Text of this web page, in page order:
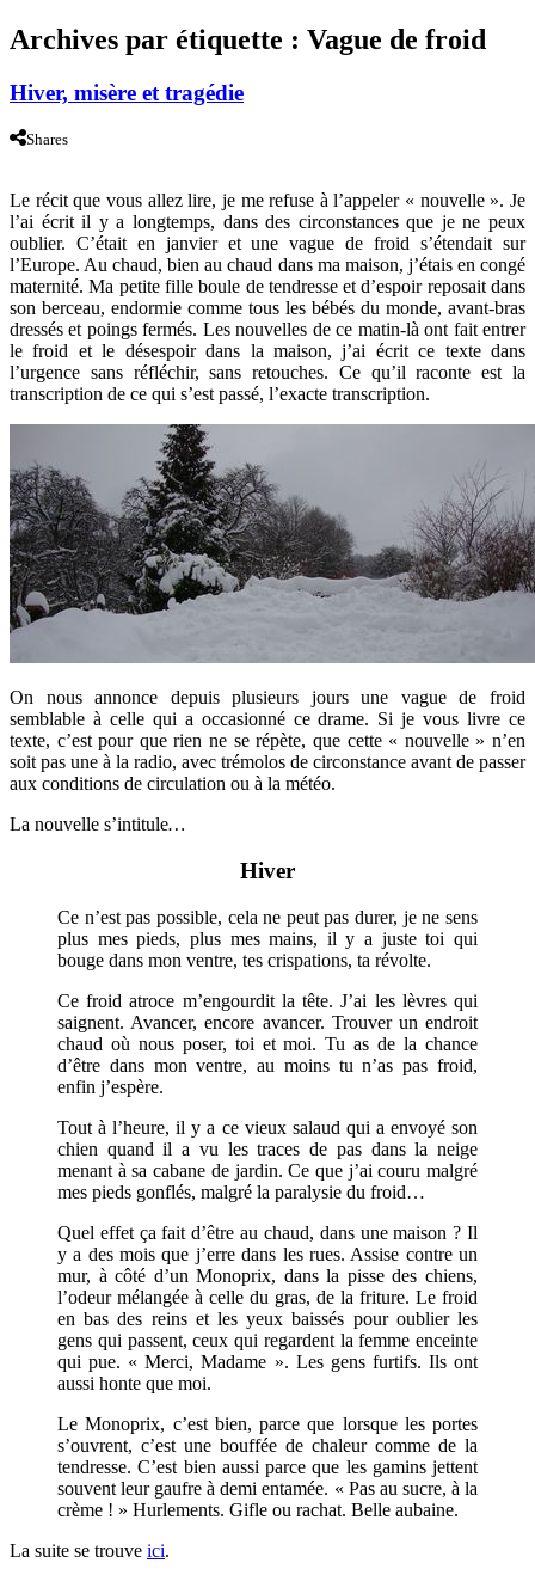
Archives par étiquette : Vague de froid
Hiver, misère et tragédie
Shares
Le récit que vous allez lire, je me refuse à l’appeler « nouvelle ». Je
l’ai écrit il y a longtemps, dans des circonstances que je ne peux
oublier. C’était en janvier et une vague de froid s’étendait sur
l’Europe. Au chaud, bien au chaud dans ma maison, j’étais en congé
maternité. Ma petite fille boule de tendresse et d’espoir reposait dans
son berceau, endormie comme tous les bébés du monde, avant-bras
dressés et poings fermés. Les nouvelles de ce matin-là ont fait entrer
le froid et le désespoir dans la maison, j’ai écrit ce texte dans
l’urgence sans réfléchir, sans retouches. Ce qu’il raconte est la
transcription de ce qui s’est passé, l’exacte transcription.
On nous annonce depuis plusieurs jours une vague de froid
semblable à celle qui a occasionné ce drame. Si je vous livre ce
texte, c’est pour que rien ne se répète, que cette « nouvelle » n’en
soit pas une à la radio, avec trémolos de circonstance avant de passer
aux conditions de circulation ou à la météo.
La nouvelle s’intitule…
Hiver
Ce n’est pas possible, cela ne peut pas durer, je ne sens
plus mes pieds, plus mes mains, il y a juste toi qui
bouge dans mon ventre, tes crispations, ta révolte.
Ce froid atroce m’engourdit la tête. J’ai les lèvres qui
saignent. Avancer, encore avancer. Trouver un endroit
chaud où nous poser, toi et moi. Tu as de la chance
d’être dans mon ventre, au moins tu n’as pas froid,
enfin j’espère.
Tout à l’heure, il y a ce vieux salaud qui a envoyé son
chien quand il a vu les traces de pas dans la neige
menant à sa cabane de jardin. Ce que j’ai couru malgré
mes pieds gonflés, malgré la paralysie du froid…
Quel effet ça fait d’être au chaud, dans une maison ? Il
y a des mois que j’erre dans les rues. Assise contre un
mur, à côté d’un Monoprix, dans la pisse des chiens,
l’odeur mélangée à celle du gras, de la friture. Le froid
en bas des reins et les yeux baissés pour oublier les
gens qui passent, ceux qui regardent la femme enceinte
qui pue. « Merci, Madame ». Les gens furtifs. Ils ont
aussi honte que moi.
Le Monoprix, c’est bien, parce que lorsque les portes
s’ouvrent, c’est une bouffée de chaleur comme de la
tendresse. C’est bien aussi parce que les gamins jettent
souvent leur gaufre à demi entamée. « Pas au sucre, à la
crème ! » Hurlements. Gifle ou rachat. Belle aubaine.
La suite se trouve ici.